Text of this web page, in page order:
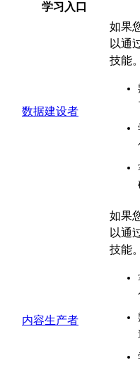
学习入口
数据建设者
如果
以通
技能
内容生产者
如果
以通
技能